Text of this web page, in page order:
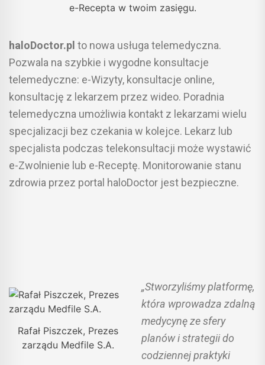
e-Recepta w twoim zasięgu.
haloDoctor.pl to nowa usługa telemedyczna.
Pozwala na szybkie i wygodne konsultacje
telemedyczne: e-Wizyty, konsultacje online,
konsultację z lekarzem przez wideo. Poradnia
telemedyczna umożliwia kontakt z lekarzami wielu
specjalizacji bez czekania w kolejce. Lekarz lub
specjalista podczas telekonsultacji może wystawić
e-Zwolnienie lub e-Receptę. Monitorowanie stanu
zdrowia przez portal haloDoctor jest bezpieczne.
Rafał Piszczek, Prezes
zarządu Medfile S.A.
„Stworzyliśmy platformę,
która wprowadza zdalną
medycynę ze sfery
planów i strategii do
codziennej praktyki